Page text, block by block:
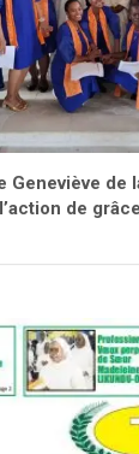
Geneviève de
de